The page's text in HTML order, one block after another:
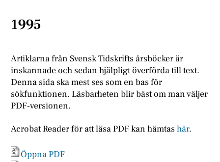
1995
Artiklarna från Svensk Tidskrifts årsböcker är
inskannade och sedan hjälpligt överförda till text.
Denna sida ska mest ses som en bas för
sökfunktionen. Läsbarheten blir bäst om man väljer
PDF-versionen.
Acrobat Reader för att läsa PDF kan hämtashär.
Öppna PDF